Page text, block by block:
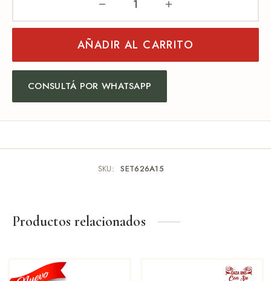
SACA YERBA!
AÑADIR AL CARRITO
CONSULTÁ POR WHATSAPP
SKU: SET626A15
Productos relacionados